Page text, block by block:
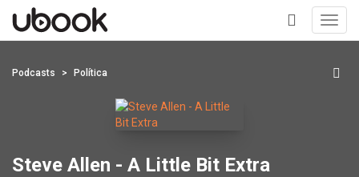
+
Podcasts Política
Steve Allen - A Little Bit Extra